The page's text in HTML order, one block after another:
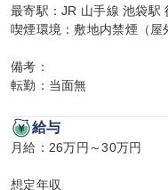
最寄駅：JR 山手線 池袋駅
喫煙環境：敷地内禁煙（屋
備考：
転勤：当面無
給与
月給：26万円～30万円
想定年収